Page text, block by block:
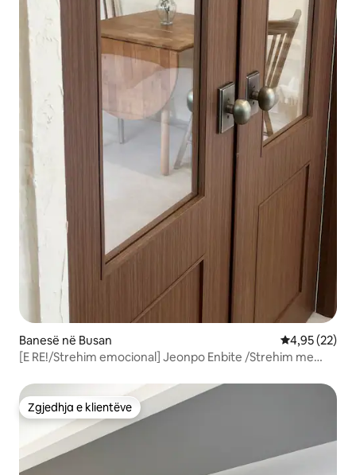
Banesë në Busan Vlerësimi
4,95 (22)
[E RE!/Strehim emocional] Jeonpo Enbite /Strehim me
Me/Strehim emocional në Busan
Zgjedhja e klientëve
Zgjedhja e klientëve